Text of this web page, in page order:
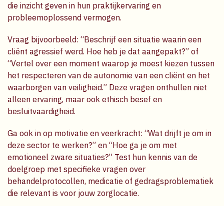
die inzicht geven in hun praktijkervaring en
probleemoplossend vermogen.
Vraag bijvoorbeeld: “Beschrijf een situatie waarin een
cliënt agressief werd. Hoe heb je dat aangepakt?” of
“Vertel over een moment waarop je moest kiezen tussen
het respecteren van de autonomie van een cliënt en het
waarborgen van veiligheid.” Deze vragen onthullen niet
alleen ervaring, maar ook ethisch besef en
besluitvaardigheid.
Ga ook in op motivatie en veerkracht: “Wat drijft je om in
deze sector te werken?” en “Hoe ga je om met
emotioneel zware situaties?” Test hun kennis van de
doelgroep met specifieke vragen over
behandelprotocollen, medicatie of gedragsproblematiek
die relevant is voor jouw zorglocatie.